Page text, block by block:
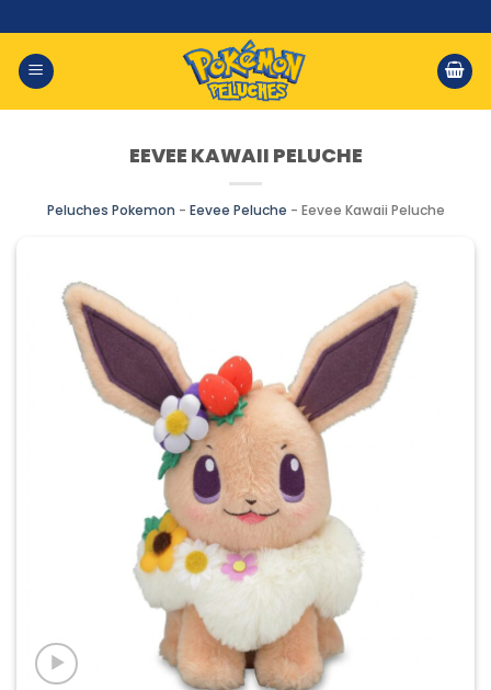
al
contenido
EEVEE KAWAII PELUCHE
Peluches Pokemon - Eevee Peluche - Eevee Kawaii Peluche